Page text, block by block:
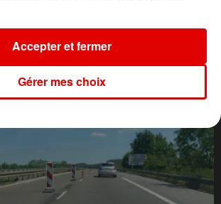
Gérer mes choix
Accepter et fermer